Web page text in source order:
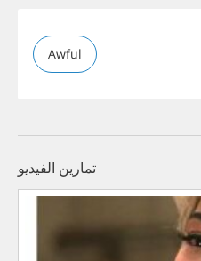
Awful
تمارين الفيديو